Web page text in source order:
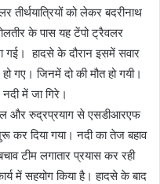
को लेकर बदरीनाथ
के पास यह टेंपो ट्रैवलर
गई। हादसे के दौरान इसमें सवार
गए। जिनमें दो की मौत हो गयी।
में जा गिरे।
बल और रुद्रप्रयाग से एसडीआरएफ
कर दिया गया। नदी का तेज बहाव
टीम लगातार प्रयास कर रही
में सहयोग किया है। हादसे के बाद